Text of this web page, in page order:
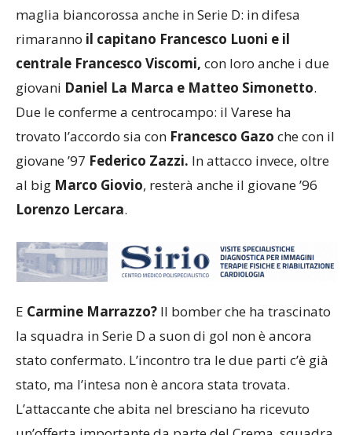
maglia biancorossa anche in Serie D: in difesa
rimaranno il capitano Francesco Luoni e il
centrale Francesco Viscomi, con loro anche i due
giovani Daniel La Marca e Matteo Simonetto.
Due le conferme a centrocampo: il Varese ha
trovato l’accordo sia con Francesco Gazo che con il
giovane ’97 Federico Zazzi. In attacco invece, oltre
al big Marco Giovio, resterà anche il giovane ’96
Lorenzo Lercara.
la squadra in Serie D a suon di gol non è ancora
stato confermato. L’incontro tra le due parti c’è già